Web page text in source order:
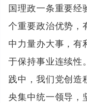
国理政一条重要经
个重要政治优势，
中力量办大事，有
于保持事业连续性
践中，我们党创造
央集中统一领导，